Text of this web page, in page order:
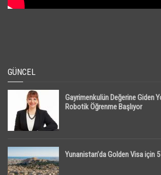
GÜNCEL
Gayrimenkulün Değerine Giden
Robotik Öğrenme Başlıyor
Yunanistan’da Golden Visa için